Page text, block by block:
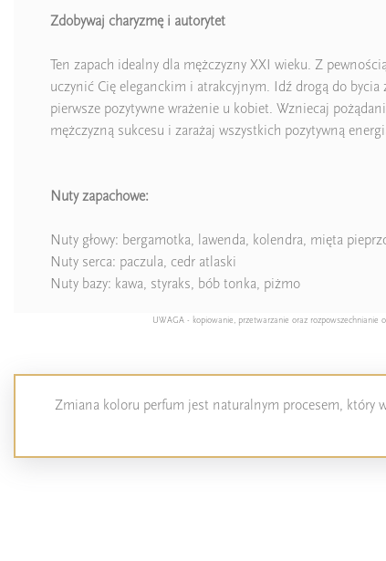
Zdobywaj charyzmę i autorytet
Ten zapach idealny dla mężczyzny XXI wieku. Z
uczynić Cię eleganckim i atrakcyjnym. Idź drogą do
pierwsze pozytywne wrażenie u kobiet. Wzniecaj
mężczyzną sukcesu i zarażaj wszystkich pozytywną
Nuty zapachowe:
Nuty głowy: bergamotka, lawenda, kolendra, mięta
Nuty serca: paczula, cedr atlaski
Nuty bazy: kawa, styraks, bób tonka, piżmo
UWAGA - kopiowanie, przetwarzanie oraz
Zmiana koloru perfum jest naturalnym procesem, który